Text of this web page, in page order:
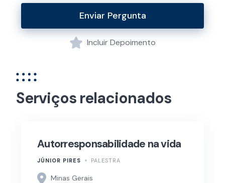
Enviar Pergunta
Incluir Depoimento
Serviços relacionados
Autorresponsabilidade na vida
JÚNIOR PIRES PALESTRA
Minas Gerais